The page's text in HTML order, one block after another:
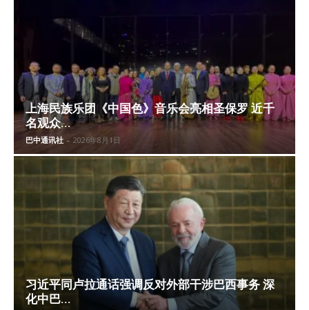
上海民族乐团《中国色》音乐会亮相圣保罗 近千
名观众...
巴中通讯社 - 2026年8月1日
习近平同卢拉通话强调反对外部干涉巴西事务 深
化中巴...